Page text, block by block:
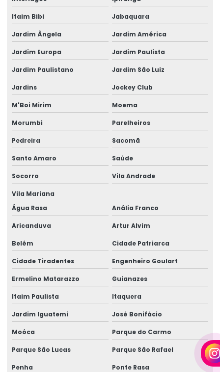
Cabo elétrico de 16 mm
Cabo elétrico de 16mm
Cabo eletrico de 2 5mm
Cabo elétrico de 25 mm
Cabo elétrico 35mm
Cabo elétrico de 4 mm
Cabo elétrico para iluminação
Empresa de aluguel de gerador
Empresa de aluguel de gerador em camaçari
Empresa de gerador de energia em camaçari
Empresa de gerador para eventos
Empresa de gerador para eventos em camaçari
Empresa de geradores
Empresa de geradores em camaçari
Empresa de locação de geradores
Empresa de locação de geradores em camaçari
Fornecedor de gerador
Itaim Bibi Jabaquara
Jardim Ângela Jardim América
Jardim Europa Jardim Paulista
Jardim Paulistano Jardim São Luiz
Jardins Jockey Club
M'Boi Mirim Moema
Morumbi Parelheiros
Pedreira Sacomã
Santo Amaro Saúde
Socorro Vila Andrade
Vila Mariana
Água Rasa
Anália Franco
Aricanduva Artur Alvim
Belém Cidade Patriarca
Cidade Tiradentes Engenheiro Goulart
Ermelino Matarazzo Guianazes
Itaim Paulista Itaquera
Jardim Iguatemi José Bonifácio
Moóca Parque do Carmo
Parque São Lucas Parque São Rafael
Penha Ponte Rasa